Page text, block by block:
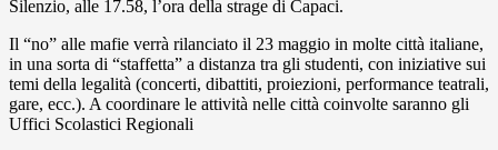
Silenzio, alle 17.58, l’ora della strage di Capaci.
Il “no” alle mafie verrà rilanciato il 23 maggio in molte città italiane,
in una sorta di “staffetta” a distanza tra gli studenti, con iniziative sui
temi della legalità (concerti, dibattiti, proiezioni, performance teatrali,
gare, ecc.). A coordinare le attività nelle città coinvolte saranno gli
Uffici Scolastici Regionali